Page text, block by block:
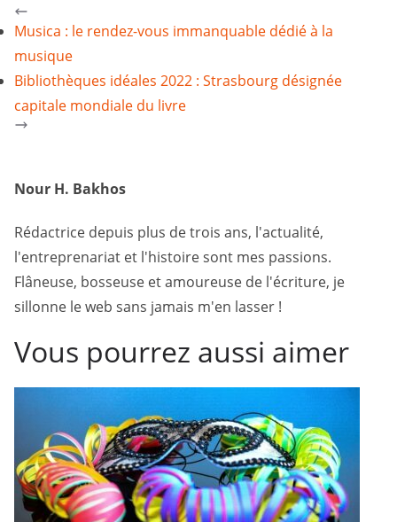
Musica : le rendez-vous immanquable dédié à la
musique
Bibliothèques idéales 2022 : Strasbourg désignée
capitale mondiale du livre
Nour H. Bakhos
Rédactrice depuis plus de trois ans, l'actualité,
l'entreprenariat et l'histoire sont mes passions.
Flâneuse, bosseuse et amoureuse de l'écriture, je
sillonne le web sans jamais m'en lasser !
Vous pourrez aussi aimer